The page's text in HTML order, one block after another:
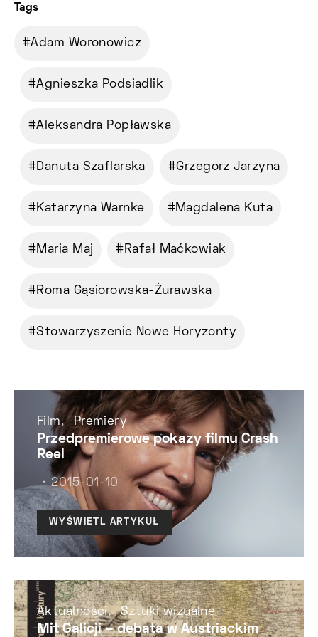
Tags
Adam Woronowicz
Agnieszka Podsiadlik
Aleksandra Popławska
Danuta Szaflarska Grzegorz Jarzyna
Katarzyna Warnke Magdalena Kuta
Maria Maj Rafał Maćkowiak
Roma Gąsiorowska-Żurawska
Stowarzyszenie Nowe Horyzonty
Film Premiery
Przedpremierowe pokazy filmu Crash
Reel
2015-01-10
WYŚWIETL ARTYKUŁ
Aktualności Sztuki wizualne
Mit Galicji – debata w Austriackim